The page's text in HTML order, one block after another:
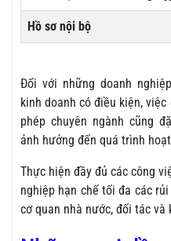
Hồ sơ nội bộ
Đối với những doanh
kinh doanh có điều kiện,
phép chuyên ngành cũng
ảnh hưởng đến quá trình
Thực hiện đầy đủ các công
nghiệp hạn chế tối đa các
cơ quan nhà nước, đối tác và